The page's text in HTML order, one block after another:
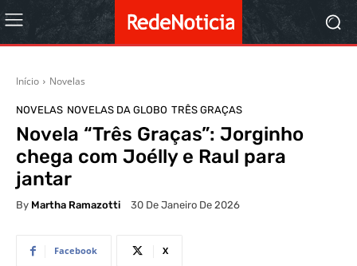
Início Novelas
NOVELAS NOVELAS DA GLOBO TRÊS GRAÇAS
Novela “Três Graças”: Jorginho
chega com Joélly e Raul para
jantar
By Martha Ramazotti 30 De Janeiro De 2026
Facebook X